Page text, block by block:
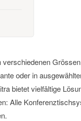
oder in
bietet vielfältige
Alle